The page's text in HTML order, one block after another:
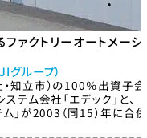
ァクトリーオートメーシ
グループ）
知立市）の100％出資子会
テム会社「エデック」と、
」が2003（同15）年に合